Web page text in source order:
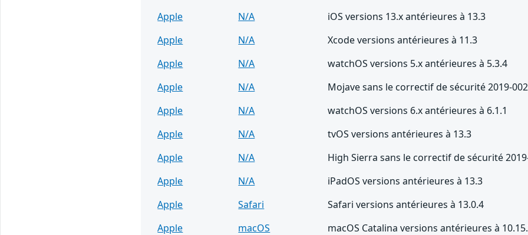
Apple N/A
iOS versions 13.x antérieures à 13.3
Apple
N/A
Xcode versions antérieures à 11.3
Apple
N/A
watchOS versions 5.x antérieures à 5.3.4
Apple
N/A
Mojave sans le correctif de sécurité 2019-002
Apple
N/A
watchOS versions 6.x antérieures à 6.1.1
Apple
N/A
tvOS versions antérieures à 13.3
Apple
N/A
High Sierra sans le correctif de sécurité
Apple
N/A
iPadOS versions antérieures à 13.3
Apple
Safari
Safari versions antérieures à 13.0.4
Apple
macOS
macOS Catalina versions antérieures à